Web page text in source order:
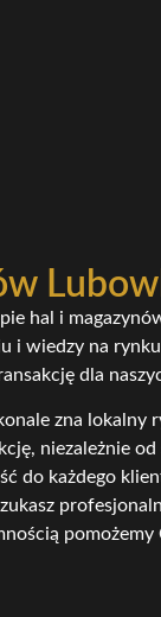
hal i
i wiedzy na
dla
zna
niezależnie
do każdego
pomożemy